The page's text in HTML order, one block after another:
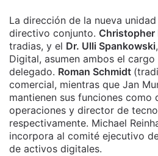
La dirección de la nueva
directivo conjunto. Christopher
tradias, y el Dr. Ulli Spankowski
Digital, asumen ambos el
delegado. Roman Schmidt
comercial, mientras que Jan
mantienen sus funciones como
operaciones y director de
respectivamente. Michael
incorpora al comité ejecutivo
de activos digitales.